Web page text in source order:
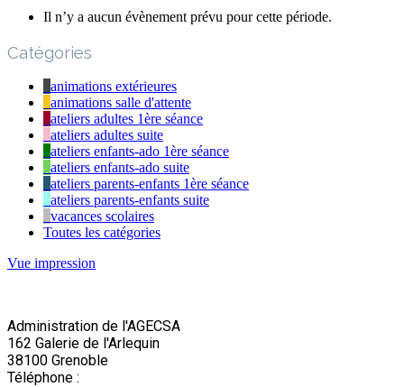
Il n’y a aucun évènement prévu pour cette période.
Catégories
animations extérieures
animations salle d'attente
ateliers adultes 1ère séance
ateliers adultes suite
ateliers enfants-ado 1ère séance
ateliers enfants-ado suite
ateliers parents-enfants 1ère séance
ateliers parents-enfants suite
vacances scolaires
Toutes les catégories
Vue impression
Administration de l'AGECSA
162 Galerie de l'Arlequin
38100 Grenoble
Téléphone :